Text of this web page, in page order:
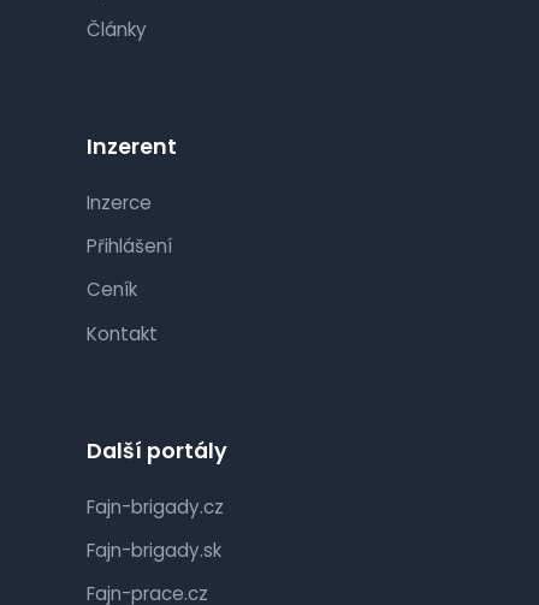
Články
Inzerent
Inzerce
Přihlášení
Ceník
Kontakt
Další portály
Fajn-brigady.cz
Fajn-brigady.sk
Fajn-prace.cz